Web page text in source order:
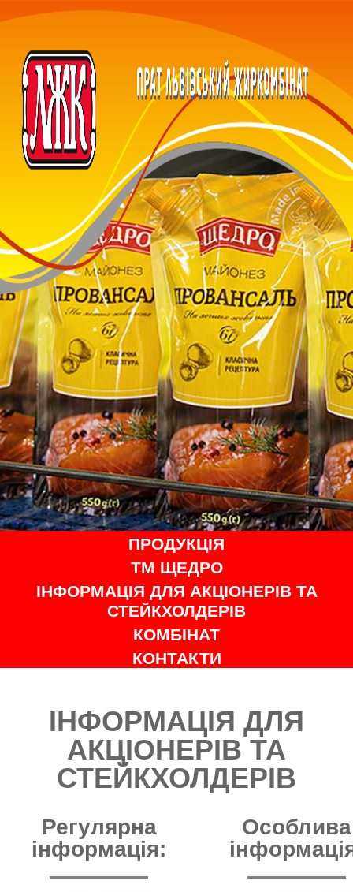
ПРОДУКЦІЯ
ТМ ЩЕДРО
ІНФОРМАЦІЯ ДЛЯ АКЦІОНЕРІВ ТА
СТЕЙКХОЛДЕРІВ
КОМБІНАТ
КОНТАКТИ
ІНФОРМАЦІЯ ДЛЯ
АКЦІОНЕРІВ ТА
СТЕЙКХОЛДЕРІВ
Регулярна
інформація:
Особлива